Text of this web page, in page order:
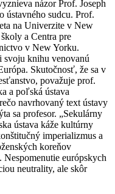
názor Prof. Joseph
ústavného sudcu. Prof.
na Univerzite v New
a Centra pre
v New Yorku.
svoju knihu venovanú
Skutočnosť, že sa v
považuje prof.
a poľská ústava
navrhovaný text ústavy
sa profesor. „Sekulárny
ústava káže kultúrny
imperializmus a
koreňov
európskych
neutrality, ale skôr